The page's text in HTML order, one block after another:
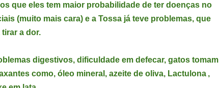
que eles tem maior probabilidade de ter doenças no
(muito mais cara) e a Tossa já teve problemas, que
a dor.
digestivos, dificuldade em defecar, gatos tomam
como, óleo mineral, azeite de oliva, Lactulona ,